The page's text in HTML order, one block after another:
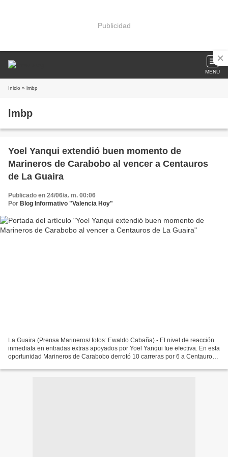
Publicidad
MENU
Inicio » lmbp
lmbp
Yoel Yanqui extendió buen momento de
Marineros de Carabobo al vencer a Centauros
de La Guaira
Publicado en 24/06/a. m. 00:06
Por Blog Informativo "Valencia Hoy"
La Guaira (Prensa Marineros/ fotos: Ewaldo Cabaña).- El nivel de reacción
inmediata en entradas extras apoyados por Yoel Yanqui fue efectiva. En esta
oportunidad Marineros de Carabobo derrotó 10 carreras por 6 a Centauros